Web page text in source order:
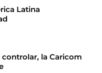
Latina
la Caricom